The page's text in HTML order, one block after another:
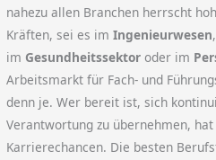
nahezu allen Branchen herrscht
Kräften, sei es imIngenieurwesen
im Gesundheitssektor oder im
Arbeitsmarkt für Fach- und
denn je. Wer bereit ist, sich
Verantwortung zu übernehmen,
Karrierechancen. Die besten